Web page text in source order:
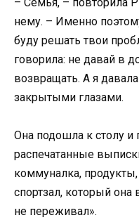
нему. – Именно
буду решать твои
говорила: не давай в
возвращать. А я
закрытыми глазами.
Она подошла к столу
распечатанные
коммуналка,
спортзал, который она
не переживал».